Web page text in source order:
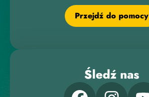
Przejdź do pomocy
Śledź nas